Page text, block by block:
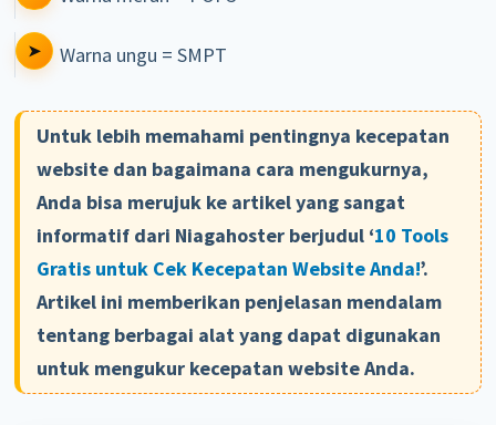
Warna ungu = SMPT
Untuk lebih memahami pentingnya kecepatan
website dan bagaimana cara mengukurnya,
Anda bisa merujuk ke artikel yang sangat
informatif dari Niagahoster berjudul ‘10 Tools
Gratis untuk Cek Kecepatan Website Anda!’.
Artikel ini memberikan penjelasan mendalam
tentang berbagai alat yang dapat digunakan
untuk mengukur kecepatan website Anda.